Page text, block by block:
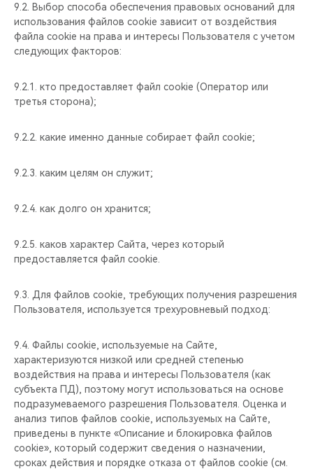
9.2. Выбор способа обеспечения правовых оснований для
использования файлов cookie зависит от воздействия
файла cookie на права и интересы Пользователя с учетом
следующих факторов:
9.2.1. кто предоставляет файл cookie (Оператор или
третья сторона);
9.2.2. какие именно данные собирает файл cookie;
9.2.3. каким целям он служит;
9.2.4. как долго он хранится;
9.2.5. каков характер Сайта, через который
предоставляется файл cookie.
9.3. Для файлов cookie, требующих получения разрешения
Пользователя, используется трехуровневый подход:
9.4. Файлы cookie, используемые на Сайте,
характеризуются низкой или средней степенью
воздействия на права и интересы Пользователя (как
субъекта ПД), поэтому могут использоваться на основе
подразумеваемого разрешения Пользователя. Оценка и
анализ типов файлов cookie, используемых на Сайте,
приведены в пункте «Описание и блокировка файлов
cookie», который содержит сведения о назначении,
сроках действия и порядке отказа от файлов cookie (см.